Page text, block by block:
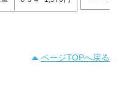
ページTOPへ戻る